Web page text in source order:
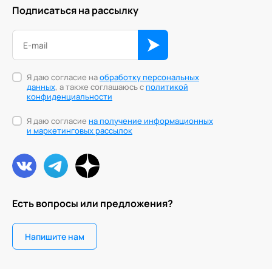
Есть вопросы или предложения?
Напишите нам
Подписаться на рассылку
Я даю согласие наобработку персональных
данных, а также соглашаюсь сполитикой
конфиденциальности
Я даю согласие на получение информационных
и маркетинговых рассылок